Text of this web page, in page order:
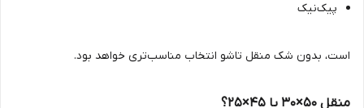
پیک‌نیک
است، بدون شک منقل تاشو انتخاب مناسب‌تری خواهد بود.
منقل 50×30 یا 45×25؟